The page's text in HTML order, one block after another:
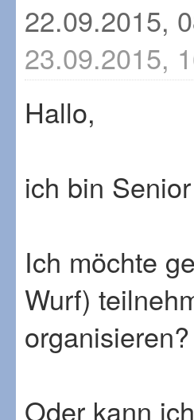
22.09.2015,
23.09.2015,
Hallo,
ich bin
Ich möchte
Wurf)
organisieren?
Oder kann